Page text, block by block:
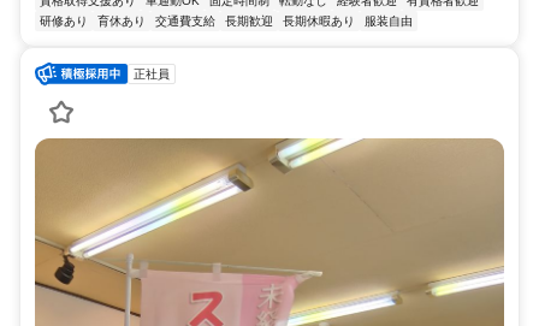
研修あり
育休あり 交通費支給 長期歓迎 長期休暇あり 服装自由
正社員